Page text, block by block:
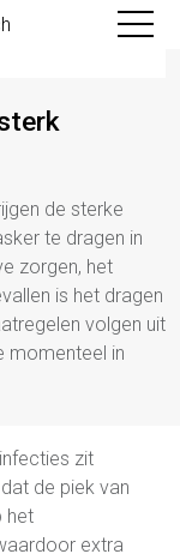
Toggle
de sterke
te dragen in
zorgen, het
is het dragen
volgen uit
momenteel in
zit
de piek van
het
extra